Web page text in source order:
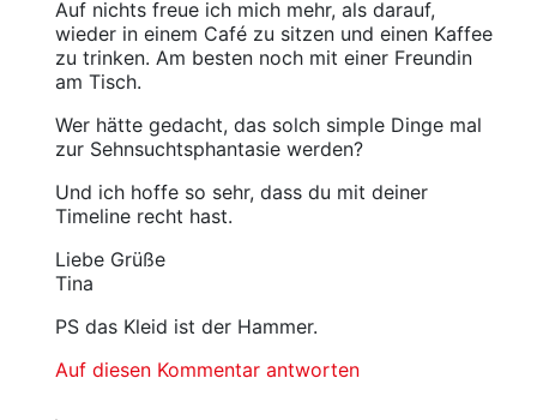
Auf nichts freue ich mich mehr, als darauf,
wieder in einem Café zu sitzen und einen Kaffee
zu trinken. Am besten noch mit einer Freundin
am Tisch.
Wer hätte gedacht, das solch simple Dinge mal
zur Sehnsuchtsphantasie werden?
Und ich hoffe so sehr, dass du mit deiner
Timeline recht hast.
Liebe Grüße
Tina
PS das Kleid ist der Hammer.
Auf diesen Kommentar antworten